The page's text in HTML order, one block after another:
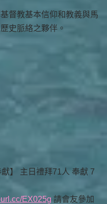
督教基本信仰和教義與馬
史脈絡之夥伴。
】 主日禮拜71人 奉獻 7
EX025g 請會友參加